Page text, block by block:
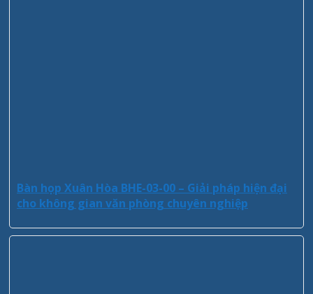
Bàn họp Xuân Hòa BHE-03-00 – Giải pháp hiện đại
cho không gian văn phòng chuyên nghiệp